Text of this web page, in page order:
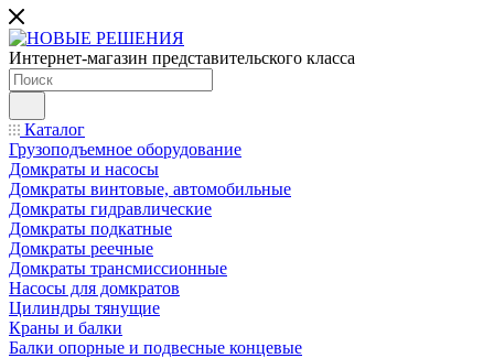
Интернет-магазин представительского класса
Каталог
Грузоподъемное оборудование
Домкраты и насосы
Домкраты винтовые, автомобильные
Домкраты гидравлические
Домкраты подкатные
Домкраты реечные
Домкраты трансмиссионные
Насосы для домкратов
Цилиндры тянущие
Краны и балки
Балки опорные и подвесные концевые